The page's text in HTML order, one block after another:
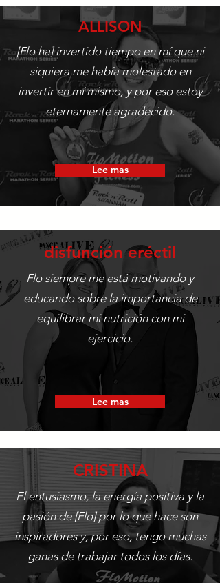
ALLISON
[Flo ha] invertido tiempo en mí que ni
siquiera me había molestado en
invertir en mí mismo, y por eso estoy
eternamente agradecido.
Lee mas
disfunción eréctil
Flo siempre me está motivando y
educando sobre la importancia de
equilibrar mi nutrición con mi
ejercicio.
Lee mas
CRISTINA
El entusiasmo, la energía positiva y la
pasión de [Flo] por lo que hace son
inspiradores y, por eso, tengo muchas
ganas de trabajar todos los días.